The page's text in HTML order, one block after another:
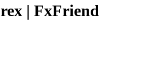
| FxFriend